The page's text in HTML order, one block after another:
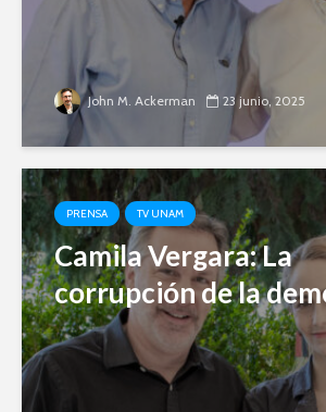
John M. Ackerman 23 junio, 2025
PRENSA TV UNAM
Camila Vergara: La
corrupción de la